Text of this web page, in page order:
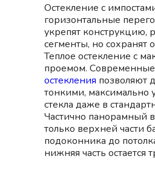
Остекление с
горизонтальные
укрепят конструкцию,
сегменты, но сохранят
Теплое остекление с
проемом.
остекления позволяют
тонкими, максимально
стекла даже в
Частично панорамный
только верхней части
подоконника до
нижняя часть остается